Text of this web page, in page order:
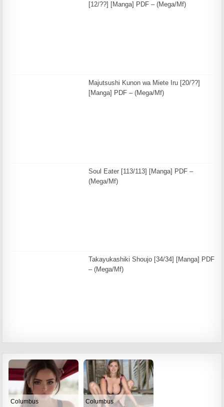
[12/??] [Manga] PDF – (Mega/Mf)
Majutsushi Kunon wa Miete Iru [20/??]
[Manga] PDF – (Mega/Mf)
Soul Eater [113/113] [Manga] PDF –
(Mega/Mf)
Takayukashiki Shoujo [34/34] [Manga] PDF
– (Mega/Mf)
Columbus Columbus